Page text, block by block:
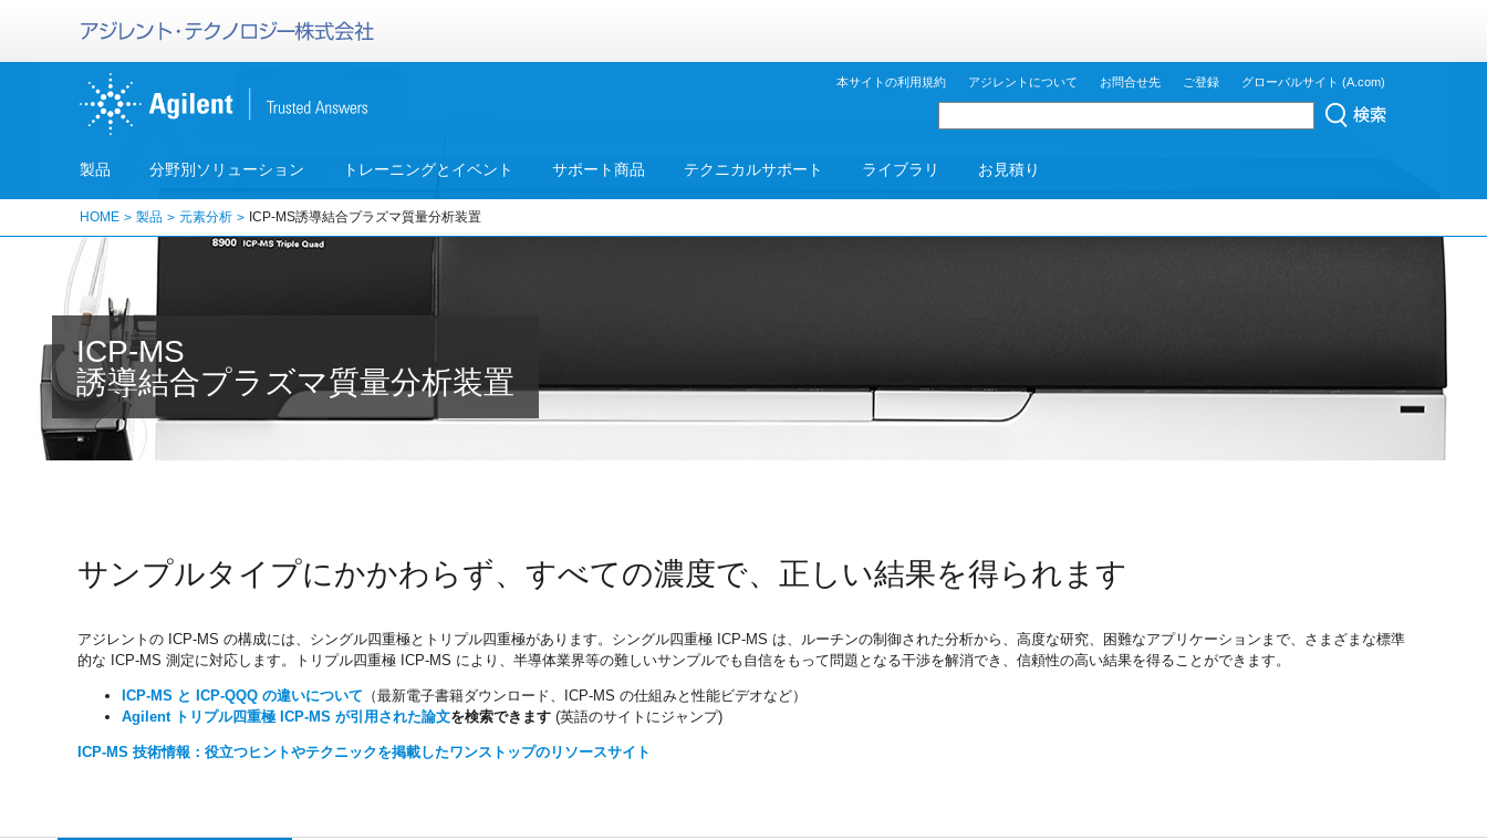
本サイトの利用規約 アジレントについて お問合せ先 ご登録 グローバルサイト (A.com)
製品 分野別ソリューション トレーニングとイベント サポート商品 テクニカルサポート ライブラリ お見積り
HOME 製品 元素分析 ICP-MS誘導結合プラズマ質量分析装置
ICP-MS
誘導結合プラズマ質量分析装置
サンプルタイプにかかわらず、すべての濃度で、正しい結果を得られます
アジレントの ICP-MS の構成には、シングル四重極とトリプル四重極があります。シングル四重極 ICP-MS は、ルーチンの制御された分析から、高度な研究、困難なアプリケーションまで、さまざまな標準
的な ICP-MS 測定に対応します。トリプル四重極 ICP-MS により、半導体業界等の難しいサンプルでも自信をもって問題となる干渉を解消でき、信頼性の高い結果を得ることができます。
ICP-MS と ICP-QQQ の違いについて （最新電子書籍ダウンロード、ICP-MS の仕組みと性能ビデオなど）
Agilent トリプル四重極 ICP-MS が引用された論文を検索できます (英語のサイトにジャンプ)
ICP-MS 技術情報：役立つヒントやテクニックを掲載したワンストップのリソースサイト